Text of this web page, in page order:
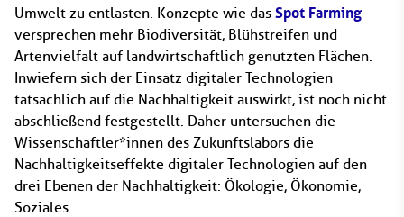
Umwelt zu entlasten. Konzepte wie das Spot Farming
versprechen mehr Biodiversität, Blühstreifen und
Artenvielfalt auf landwirtschaftlich genutzten Flächen.
Inwiefern sich der Einsatz digitaler Technologien
tatsächlich auf die Nachhaltigkeit auswirkt, ist noch nicht
abschließend festgestellt. Daher untersuchen die
Wissenschaftler*innen des Zukunftslabors die
Nachhaltigkeitseffekte digitaler Technologien auf den
drei Ebenen der Nachhaltigkeit: Ökologie, Ökonomie,
Soziales.